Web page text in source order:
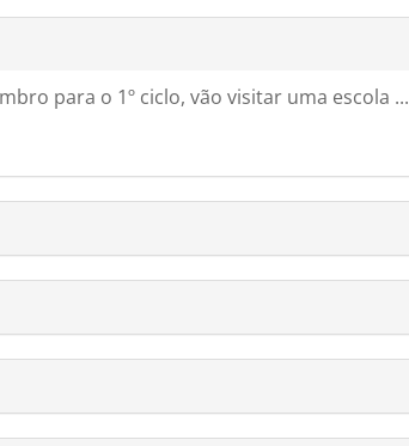
para o 1º ciclo, vão visitar uma escola ...